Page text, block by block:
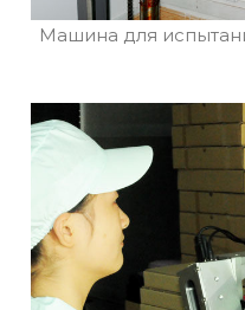
Машина для